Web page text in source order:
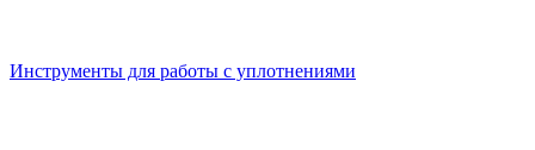
Инструменты для работы с уплотнениями